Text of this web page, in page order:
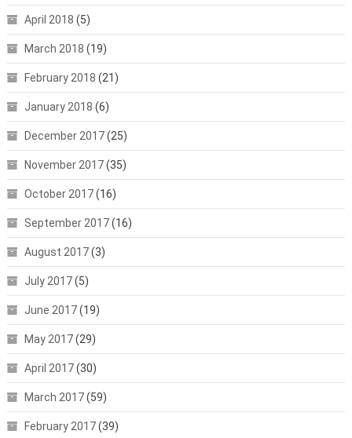
April 2018 (5)
March 2018 (19)
February 2018 (21)
January 2018 (6)
December 2017(25)
November 2017(35)
October 2017(16)
September 2017(16)
August 2017(3)
July 2017(5)
June 2017(19)
May 2017(29)
April 2017(30)
March 2017(59)
February 2017(39)